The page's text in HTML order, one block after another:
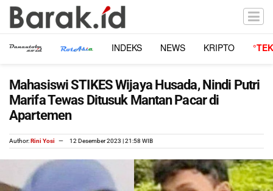
INDEKS NEWS KRIPTO
Mahasiswi STIKES Wijaya Husada, Nindi Putri
Marifa Tewas Ditusuk Mantan Pacar di
Apartemen
Author:Rini Yosi 12 Desember 2023 | 21:58 WIB